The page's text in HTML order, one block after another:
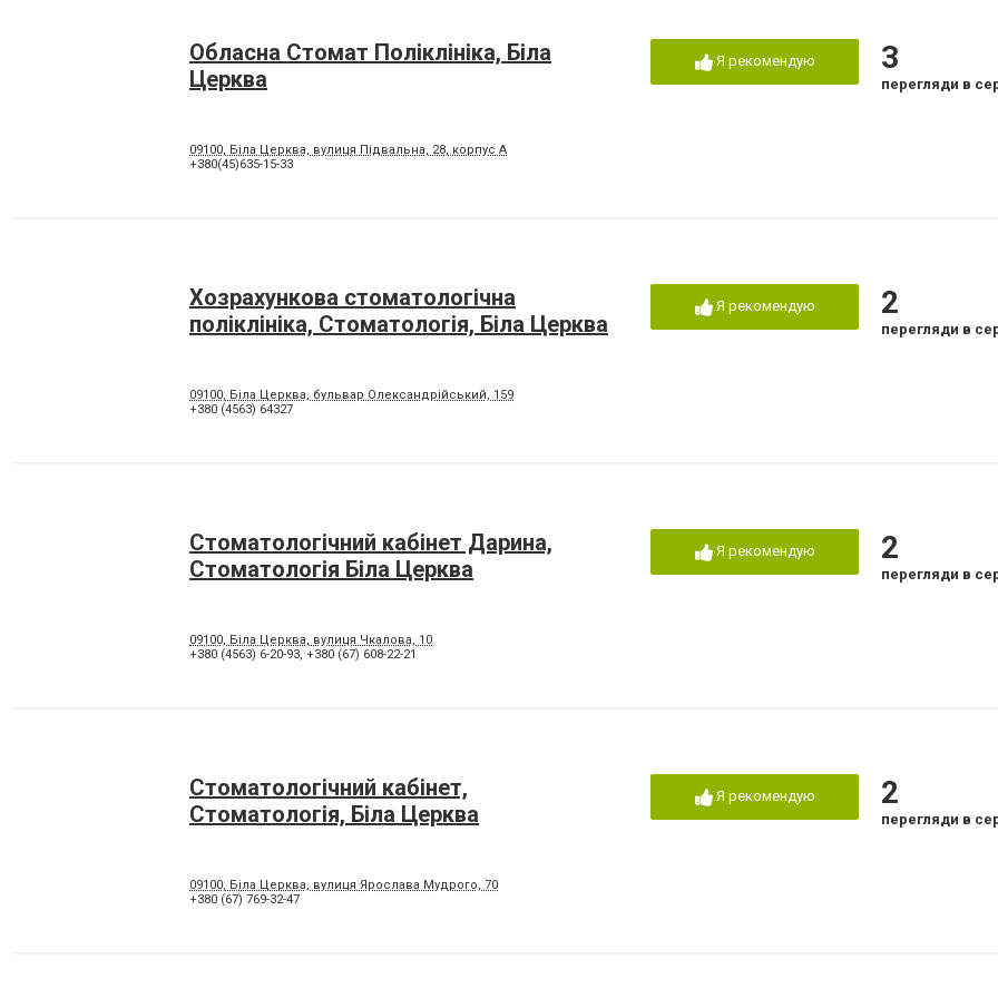
Обласна Стомат Поліклініка, Біла
Церква
09100, Біла Церква, вулиця Підвальна, 28, корпус А
+380(45)635-15-33
Я рекомендую 3
перегляди в
Хозрахункова стоматологічна
поліклініка, Стоматологія, Біла Церква
09100, Біла Церква, бульвар Олександрійський, 159
+380 (4563) 64327
Я рекомендую 2
перегляди в
Стоматологічний кабінет Дарина,
Стоматологія Біла Церква
09100, Біла Церква, вулиця Чкалова, 10
+380 (4563) 6-20-93, +380 (67) 608-22-21
Я рекомендую 2
перегляди в
Стоматологічний кабінет,
Стоматологія, Біла Церква
09100, Біла Церква, вулиця Ярослава Мудрого, 70
+380 (67) 769-32-47
Я рекомендую 2
перегляди в